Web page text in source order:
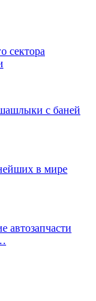
сектора
с баней
в мире
автозапчасти